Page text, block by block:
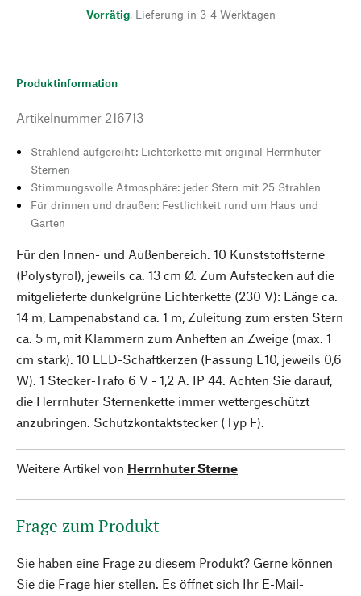
Vorrätig, Lieferung in 3-4 Werktagen
Produktinformation
Artikelnummer 216713
Strahlend aufgereiht: Lichterkette mit original Herrnhuter
Sternen
Stimmungsvolle Atmosphäre: jeder Stern mit 25 Strahlen
Für drinnen und draußen: Festlichkeit rund um Haus und
Garten
Für den Innen- und Außenbereich. 10 Kunststoffsterne
(Polystyrol), jeweils ca. 13 cm Ø. Zum Aufstecken auf die
mitgelieferte dunkelgrüne Lichterkette (230 V): Länge ca.
14 m, Lampenabstand ca. 1 m, Zuleitung zum ersten Stern
ca. 5 m, mit Klammern zum Anheften an Zweige (max. 1
cm stark). 10 LED-Schaftkerzen (Fassung E10, jeweils 0,6
W). 1 Stecker-Trafo 6 V - 1,2 A. IP 44. Achten Sie darauf,
die Herrnhuter Sternenkette immer wettergeschützt
anzubringen. Schutzkontaktstecker (Typ F).
Weitere Artikel von Herrnhuter Sterne
Frage zum Produkt
Sie haben eine Frage zu diesem Produkt? Gerne können
Sie die Frage hier stellen. Es öffnet sich Ihr E-Mail-